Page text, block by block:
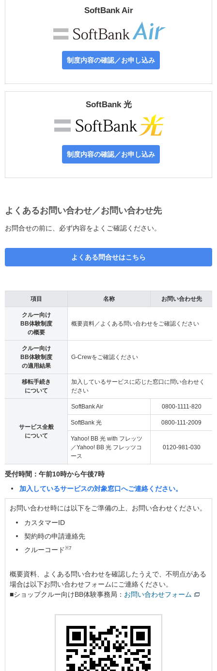
SoftBank Air
制度内容の確認／お申し込み
SoftBank 光
制度内容の確認／お申し込み
よくあるお問い合わせ／お問い合わせ先
お問合せの前に、必ず内容をよくご確認ください。
よくある問合せはこちら
項目 名称 お問い合わせ先
クルー向け
BB体験制度
の概要
概要資料／よくある問い合わせをご確認ください
クルー向け
BB体験制度
の適用結果
G-Crewをご確認ください
移転手続き
について
加入しているサービスに応じた窓口に問い合わせく
ださい
サービス全般
について
SoftBank Air 0800-1111-820
SoftBank 光 0800-111-2009
Yahoo! BB 光 with フレッツ
／Yahoo! BB 光 フレッツコ
ース
0120-981-030
受付時間：午前10時から午後7時
加入しているサービスの対象窓口へご連絡ください。
お問い合わせ時には以下をご準備の上、お問い合わせください。
カスタマーID
契約時の申請連絡先
クルーコード※7
概要資料、よくある問い合わせを確認したうえで、不明点がある
場合は以下お問い合わせフォームにご連絡ください。
■ショップクルー向けBB体験事務局： お問い合わせフォーム